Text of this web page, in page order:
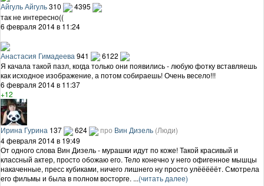
Айгуль Айгуль310
4395
так не интересно((
6 февраля 2014 в 11:24
Анастасия Гимадеева 941
6122
Я качала такой пазл, когда только они появились - любую фотку вставляешь
как исходное изображение, а потом собираешь! Очень весело!!!
6 февраля 2014 в 11:37
+12
Ирина Гурина 137 624 про Вин Дизель (Люди)
4 февраля 2014 в 19:49
От одного слова Вин Дизель - мурашки идут по коже! Такой красивый и
классный актер, просто обожаю его. Тело конечно у него офигенное мышцы
накаченные, пресс кубиками, ничего лишнего ну просто улёёёёёт. Смотрела
его фильмы и была в полном восторге. ...(читать далее)